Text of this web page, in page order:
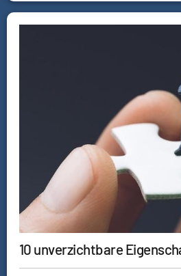
10 unverzichtbare